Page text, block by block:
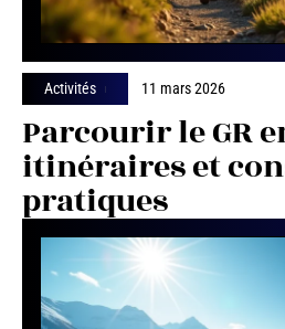
Activités 11 mars 2026
Parcourir le GR
itinéraires et
pratiques